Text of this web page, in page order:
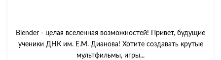
Blender - целая вселенная возможностей! Привет, будущие
ученики ДНК им. Е.М. Дианова! Хотите создавать крутые
мультфильмы, игры...